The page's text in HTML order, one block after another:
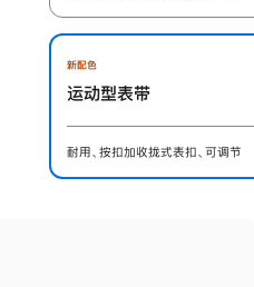
新配色
运动型表带
耐用、按扣加收拢式表扣、可调节